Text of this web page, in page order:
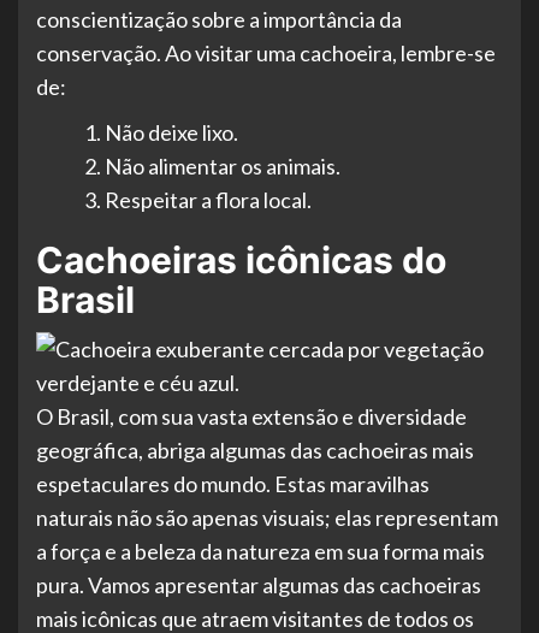
conscientização sobre a importância da
conservação. Ao visitar uma cachoeira, lembre-se
de:
Não deixe lixo.
Não alimentar os animais.
Respeitar a flora local.
Cachoeiras icônicas do
Brasil
O Brasil, com sua vasta extensão e diversidade
geográfica, abriga algumas das cachoeiras mais
espetaculares do mundo. Estas maravilhas
naturais não são apenas visuais; elas representam
a força e a beleza da natureza em sua forma mais
pura. Vamos apresentar algumas das cachoeiras
mais icônicas que atraem visitantes de todos os